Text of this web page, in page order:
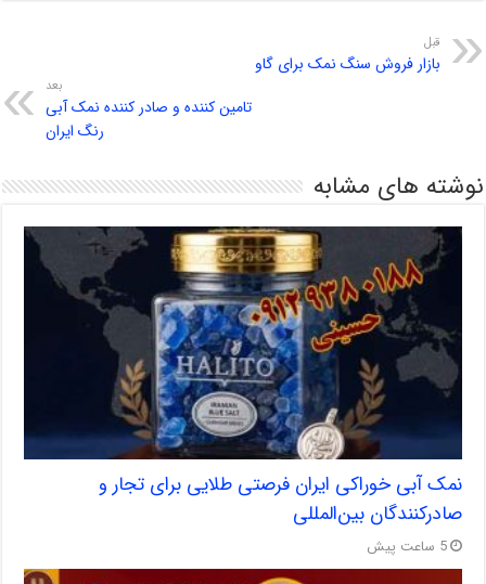
قبل
بازار فروش سنگ نمک برای گاو
بعد
تامین کننده و صادر کننده نمک آبی
رنگ ایران
نوشته های مشابه
نمک آبی خوراکی ایران فرصتی طلایی برای تجار و
صادرکنندگان بین‌المللی
5 ساعت پیش